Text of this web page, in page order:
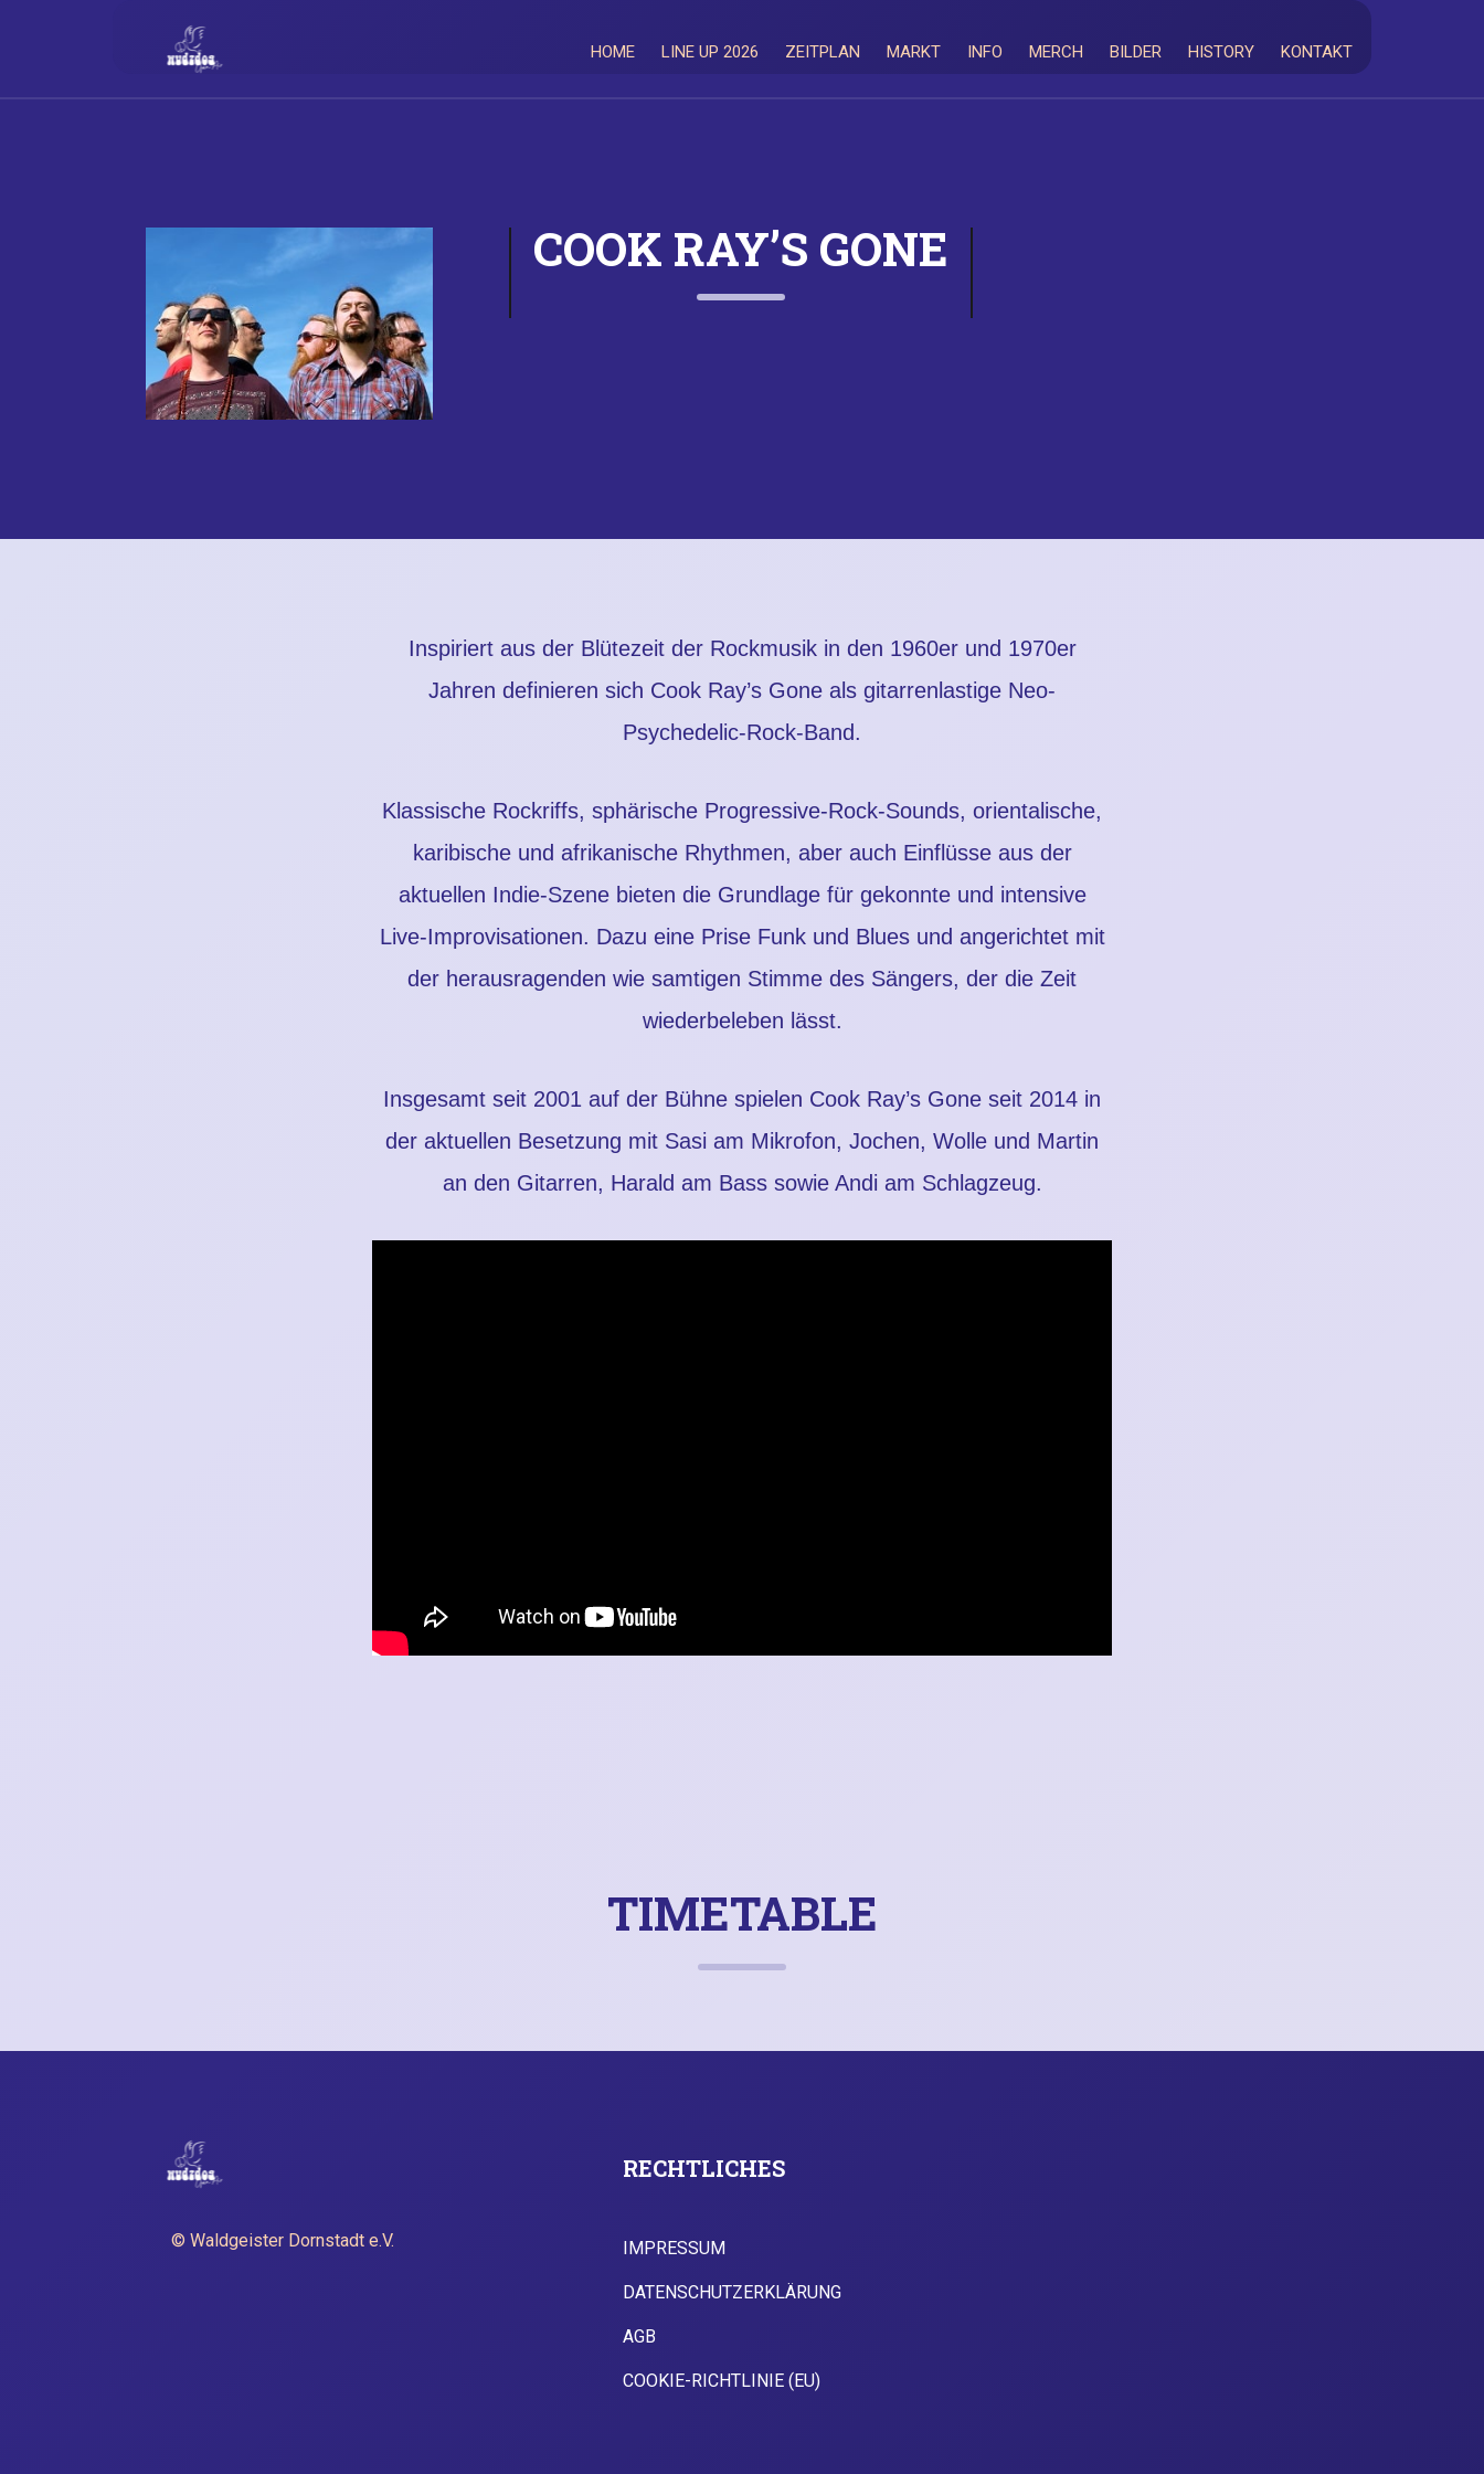
HOME LINE UP 2026 ZEITPLAN MARKT INFO MERCH BILDER HISTORY KONTAKT
COOK RAY’S GONE
Inspiriert aus der Blütezeit der Rockmusik in den 1960er und 1970er
Jahren definieren sich Cook Ray’s Gone als gitarrenlastige Neo‐
Psychedelic‐Rock‐Band.
Klassische Rockriffs, sphärische Progressive‐Rock‐Sounds, orientalische,
karibische und afrikanische Rhythmen, aber auch Einflüsse aus der
aktuellen Indie‐Szene bieten die Grundlage für gekonnte und intensive
Live‐Improvisationen. Dazu eine Prise Funk und Blues und angerichtet mit
der herausragenden wie samtigen Stimme des Sängers, der die Zeit
wiederbeleben lässt.
Insgesamt seit 2001 auf der Bühne spielen Cook Ray’s Gone seit 2014 in
der aktuellen Besetzung mit Sasi am Mikrofon, Jochen, Wolle und Martin
an den Gitarren, Harald am Bass sowie Andi am Schlagzeug.
TIMETABLE
© Waldgeister Dornstadt e.V.
RECHTLICHES
IMPRESSUM
DATENSCHUTZERKLÄRUNG
AGB
COOKIE-RICHTLINIE (EU)